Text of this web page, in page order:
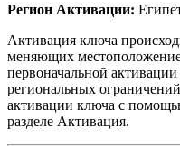
Регион Активации:
Активация ключа
меняющих
первоначальной
региональных
активации ключа с
разделе Активация.